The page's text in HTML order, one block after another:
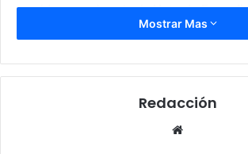
y residente en la coloniaHato de
que viajaban en la camioneta junto a los
Los lesionados son Glendys Lizeth Poblan
residente en la colonia Hato de Enmedio,
Mostrar Mas
Redacción